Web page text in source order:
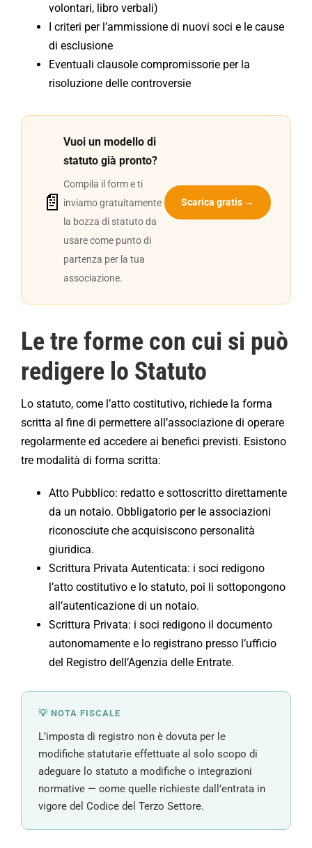
volontari, libro verbali)
I criteri per l’ammissione di nuovi soci e le cause
di esclusione
Eventuali clausole compromissorie per la
risoluzione delle controversie
📄
Vuoi un modello di
statuto già pronto?
Compila il form e ti
inviamo gratuitamente
la bozza di statuto da
usare come punto di
partenza per la tua
associazione.
Scarica gratis →
Le tre forme con cui si può
redigere lo Statuto
Lo statuto, come l’atto costitutivo, richiede la forma
scritta al fine di permettere all’associazione di operare
regolarmente ed accedere ai benefici previsti. Esistono
tre modalità di forma scritta:
Atto Pubblico: redatto e sottoscritto direttamente
da un notaio. Obbligatorio per le associazioni
riconosciute che acquisiscono personalità
giuridica.
Scrittura Privata Autenticata: i soci redigono
l’atto costitutivo e lo statuto, poi li sottopongono
all’autenticazione di un notaio.
Scrittura Privata: i soci redigono il documento
autonomamente e lo registrano presso l’ufficio
del Registro dell’Agenzia delle Entrate.
💡 NOTA FISCALE
L’imposta di registro non è dovuta per le
modifiche statutarie effettuate al solo scopo di
adeguare lo statuto a modifiche o integrazioni
normative — come quelle richieste dall’entrata in
vigore del Codice del Terzo Settore.